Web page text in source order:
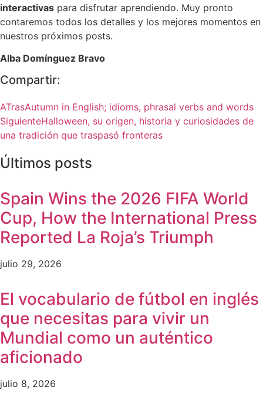
interactivas para disfrutar aprendiendo. Muy pronto
contaremos todos los detalles y los mejores momentos en
nuestros próximos posts.
Alba Domínguez Bravo
Compartir:
ATrasAutumn in English; idioms, phrasal verbs and words
SiguienteHalloween, su origen, historia y curiosidades de
una tradición que traspasó fronteras
Últimos posts
Spain Wins the 2026 FIFA World
Cup, How the International Press
Reported La Roja’s Triumph
julio 29, 2026
El vocabulario de fútbol en inglés
que necesitas para vivir un
Mundial como un auténtico
aficionado
julio 8, 2026